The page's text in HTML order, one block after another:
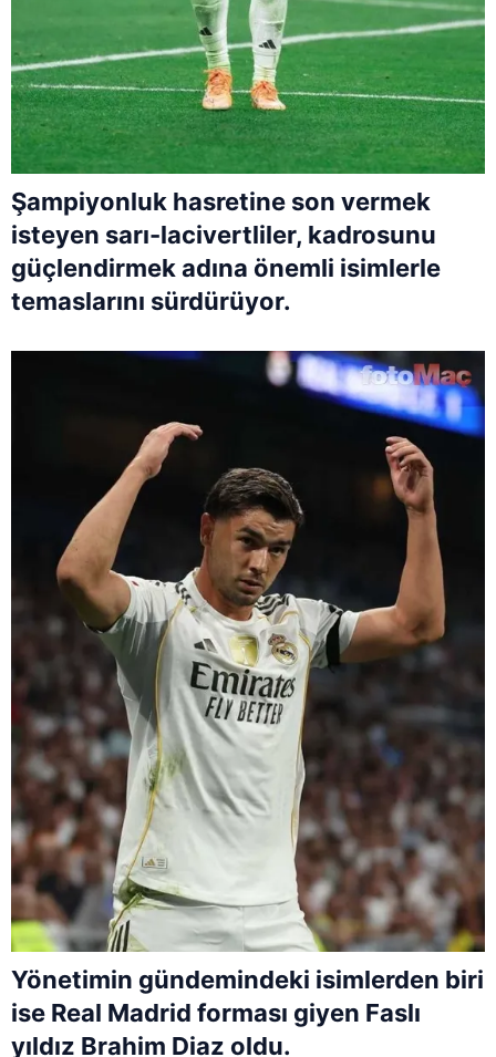
Şampiyonluk hasretine son vermek
isteyen sarı-lacivertliler, kadrosunu
güçlendirmek adına önemli isimlerle
temaslarını sürdürüyor.
Yönetimin gündemindeki isimlerden biri
ise Real Madrid forması giyen Faslı
yıldız Brahim Diaz oldu.